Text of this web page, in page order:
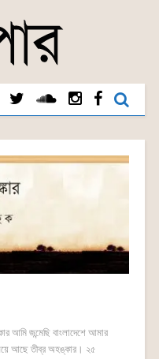
জন্মেছি বাংলাদেশে আমার
আছে তীব্র অহঙ্কার। ২৫